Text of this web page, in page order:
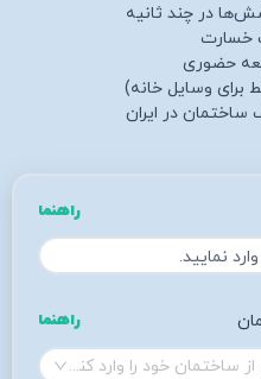
در چند ثانیه
خسارت
وسایل خانه)
در ایران
راهنما
راهنما
لطفا هزینه ساخت هر متر مربع از ساختمان خود را وارد کنید